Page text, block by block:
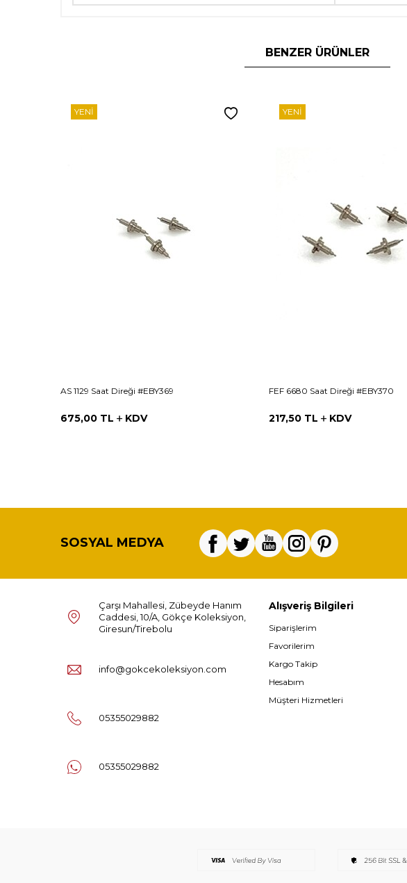
BENZER ÜRÜNLER
YENI
AS 1129 Saat Direği #EBY369
675,00 TL KDV
YENI
FEF 6680 Saat Direği #EBY370
217,50 TL KDV
SOSYAL MEDYA
Çarşı Mahallesi, Zübeyde Hanım
Caddesi, 10/A, Gökçe Koleksiyon,
Giresun/Tirebolu
info@gokcekoleksiyon.com
05355029882
05355029882
Alışveriş Bilgileri
Siparişlerim
Favorilerim
Kargo Takip
Hesabım
Müşteri Hizmetleri